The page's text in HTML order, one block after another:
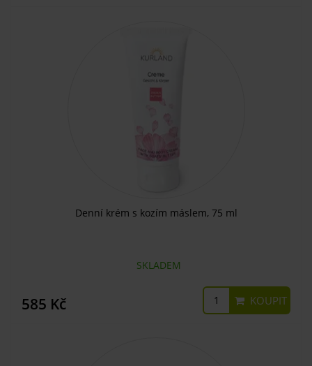
Denní krém s kozím máslem, 75 ml
SKLADEM
585 Kč KOUPIT